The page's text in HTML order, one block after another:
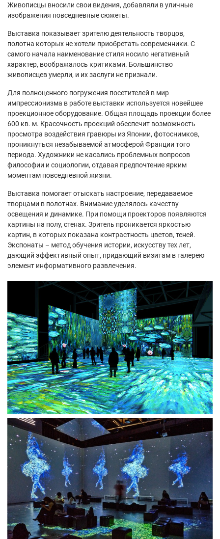
Живописцы вносили свои видения, добавляли в уличные
изображения повседневные сюжеты.
Выставка показывает зрителю деятельность творцов,
полотна которых не хотели приобретать современники. С
самого начала наименование стиля носило негативный
характер, воображалось критиками. Большинство
живописцев умерли, и их заслуги не признали.
Для полноценного погружения посетителей в мир
импрессионизма в работе выставки используется новейшее
проекционное оборудование. Общая площадь проекции более
600 кв. м. Красочность проекций обеспечит возможность
просмотра воздействия гравюры из Японии, фотоснимков,
проникнуться незабываемой атмосферой Франции того
периода. Художники не касались проблемных вопросов
философии и социологии, отдавая предпочтение ярким
моментам повседневной жизни.
Выставка помогает отыскать настроение, передаваемое
творцами в полотнах. Внимание уделялось качеству
освещения и динамике. При помощи проекторов появляются
картины на полу, стенах. Зритель проникается яркостью
картин, в которых показана контрастность цветов, теней.
Экспонаты – метод обучения истории, искусству тех лет,
дающий эффективный опыт, придающий визитам в галерею
элемент информативного развлечения.